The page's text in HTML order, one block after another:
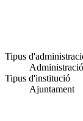
Tipus
Tipus d'institució
Ajuntament